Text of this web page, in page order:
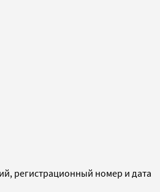
регистрационный номер и дата